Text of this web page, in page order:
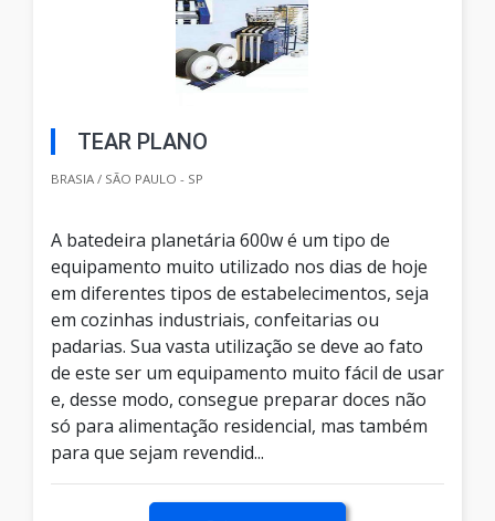
TEAR PLANO
BRASIA / SÃO PAULO - SP
A batedeira planetária 600w é um tipo de
equipamento muito utilizado nos dias de hoje
em diferentes tipos de estabelecimentos, seja
em cozinhas industriais, confeitarias ou
padarias. Sua vasta utilização se deve ao fato
de este ser um equipamento muito fácil de usar
e, desse modo, consegue preparar doces não
só para alimentação residencial, mas também
para que sejam revendid...